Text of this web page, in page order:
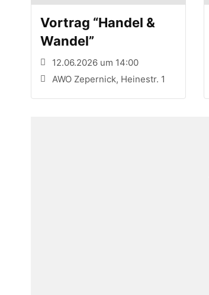
Vortrag “Handel &
Wandel”
12.06.2026 um 14:00
AWO Zepernick, Heinestr. 1